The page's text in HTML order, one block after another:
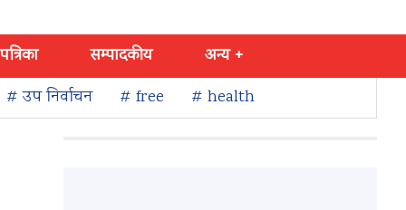
सम्पादकीय
अन्य +
# उप निर्वाचन
# free # health